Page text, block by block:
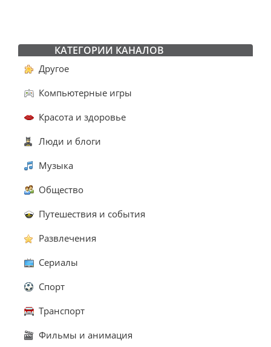
КАТЕГОРИИ КАНАЛОВ
Другое
Компьютерные игры
Красота и здоровье
Люди и блоги
Музыка
Общество
Путешествия и события
Развлечения
Сериалы
Спорт
Транспорт
Фильмы и анимация